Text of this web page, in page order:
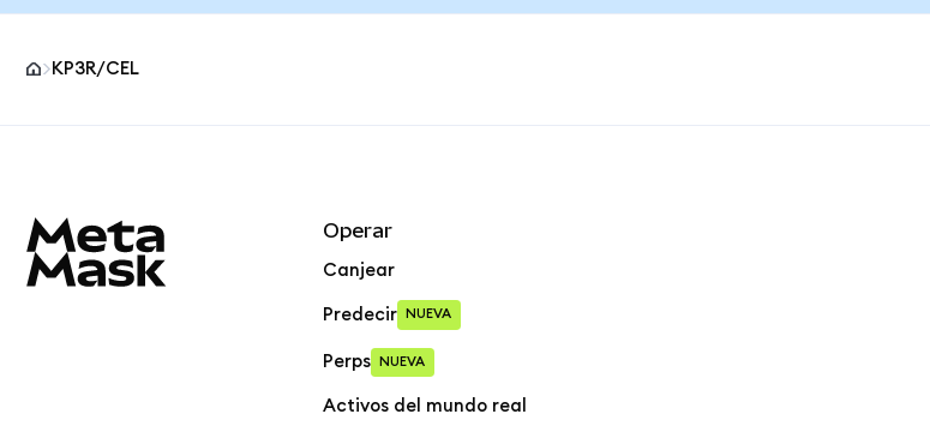
KP3R/CEL
Operar
Canjear
Predecir NUEVA
Perps NUEVA
Activos del mundo real